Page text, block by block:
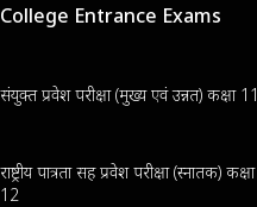
College Entrance Exams
संयुक्त प्रवेश परीक्षा (मुख्य एवं उन्नत) कक्षा 11
राष्ट्रीय पात्रता सह प्रवेश परीक्षा (स्नातक) कक्षा
12